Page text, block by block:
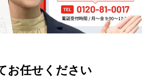
お任せください